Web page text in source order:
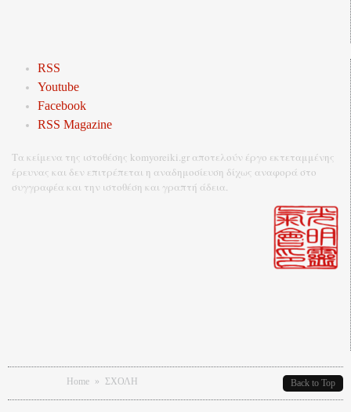
RSS
Youtube
Facebook
RSS Magazine
Τα κείμενα της ιστοθέσης komyoreiki.gr αποτελούν έργο εκτεταμμένης
έρευνας και δεν επιτρέπεται η αναδημοσίευση δίχως αναφορά στο
συγγραφέα και την ιστοθέση και γραπτή άδεια.
Home » ΣΧΟΛΗ Back to Top